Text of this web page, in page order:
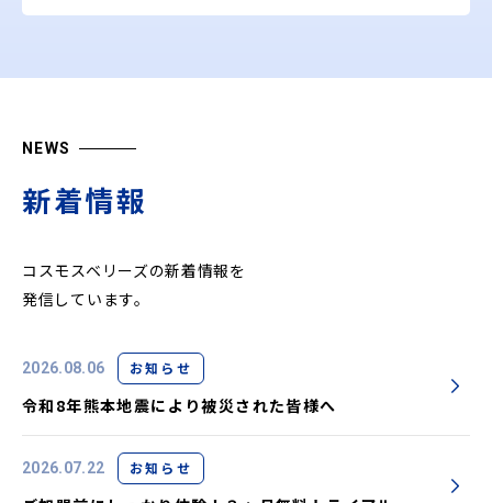
NEWS
新着情報
コスモスベリーズの新着情報を
発信しています。
2026.08.06 お知らせ
令和8年熊本地震により被災された皆様へ
2026.07.22 お知らせ